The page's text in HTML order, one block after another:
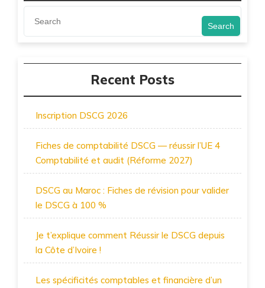
Search
Recent Posts
Inscription DSCG 2026
Fiches de comptabilité DSCG — réussir l’UE 4
Comptabilité et audit (Réforme 2027)
DSCG au Maroc : Fiches de révision pour valider
le DSCG à 100 %
Je t’explique comment Réussir le DSCG depuis
la Côte d’Ivoire !
Les spécificités comptables et financière d’un